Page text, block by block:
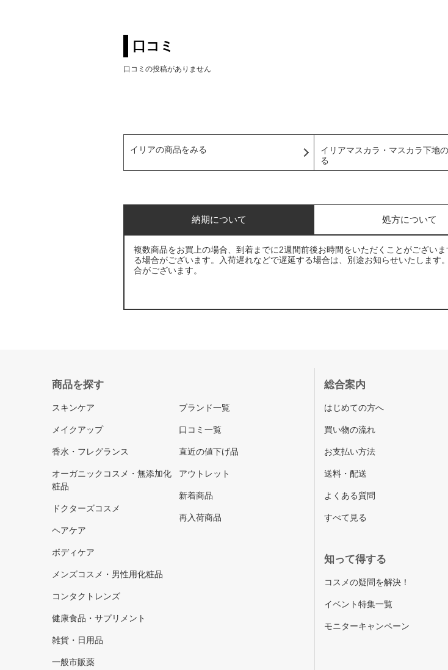
口コミ
口コミの投稿がありません
イリアの商品をみる
イリアマスカラ・マスカラ下地
る
納期について 処方について
複数商品をお買上の場合、到着までに2週間前後お時間をいただくことがござい
る場合がございます。入荷遅れなどで遅延する場合は、別途お知らせいたしま
合がございます。
商品を探す
スキンケア
メイクアップ
香水・フレグランス
オーガニックコスメ・無添加化
粧品
ドクターズコスメ
ヘアケア
ボディケア
メンズコスメ・男性用化粧品
コンタクトレンズ
健康食品・サプリメント
雑貨・日用品
一般市販薬
ブランド一覧
口コミ一覧
直近の値下げ品
アウトレット
新着商品
再入荷商品
総合案内
はじめての方へ
買い物の流れ
お支払い方法
送料・配送
よくある質問
すべて見る
知って得する
コスメの疑問を解決！
イベント特集一覧
モニターキャンペーン